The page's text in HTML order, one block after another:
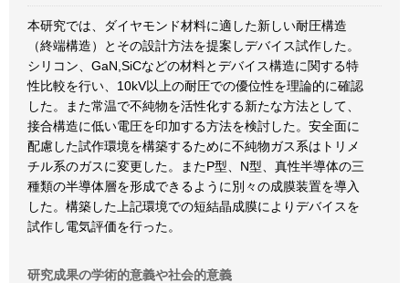
本研究では、ダイヤモンド材料に適した新しい耐圧構造
（終端構造）とその設計方法を提案しデバイス試作した。
シリコン、GaN,SiCなどの材料とデバイス構造に関する特
性比較を行い、10kV以上の耐圧での優位性を理論的に確認
した。また常温で不純物を活性化する新たな方法として、
接合構造に低い電圧を印加する方法を検討した。安全面に
配慮した試作環境を構築するために不純物ガス系はトリメ
チル系のガスに変更した。またP型、N型、真性半導体の三
種類の半導体層を形成できるように別々の成膜装置を導入
した。構築した上記環境での短結晶成膜によりデバイスを
試作し電気評価を行った。
研究成果の学術的意義や社会的意義